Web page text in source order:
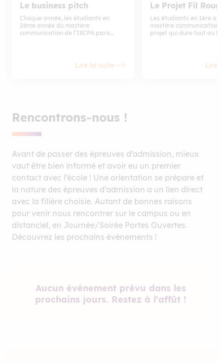
Le business pitch
Chaque année, les étudiants en
2ème année du mastère
communication de l’ISCPA paris
durant, en immersion, près de 500
étudiants et alternants planchent
Lire la suite
Le Projet Fil
Les étudiants en 1ère
mastère communication
projet qui dure tout au
Lire
Rencontrons-nous !
Avant de passer des épreuves d’admission, mieux
vaut être bien informé et avoir eu un premier
contact avec l’école ! Une orientation se prépare et
la nature des épreuves d’admission a un lien direct
avec la filière choisie. Autant de bonnes raisons
pour venir nous rencontrer sur le campus ou en
distanciel, en Journée/Soirée Portes Ouvertes.
Découvrez les prochains événements !
Aucun événement prévu dans les
prochains jours. Restez à l'affût !